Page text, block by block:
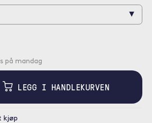
▾
på mandag
LEGG I HANDLEKURVEN
kjøp